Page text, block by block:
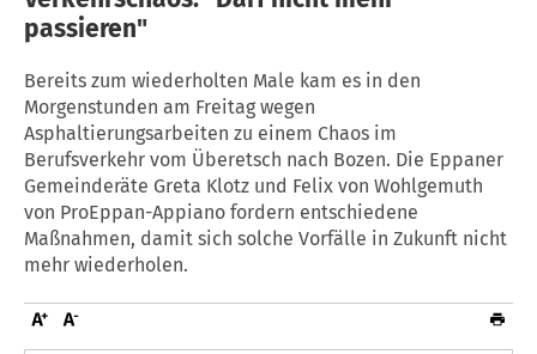
passieren"
Bereits zum wiederholten Male kam es in den
Morgenstunden am Freitag wegen
Asphaltierungsarbeiten zu einem Chaos im
Berufsverkehr vom Überetsch nach Bozen. Die Eppaner
Gemeinderäte Greta Klotz und Felix von Wohlgemuth
von ProEppan-Appiano fordern entschiedene
Maßnahmen, damit sich solche Vorfälle in Zukunft nicht
mehr wiederholen.